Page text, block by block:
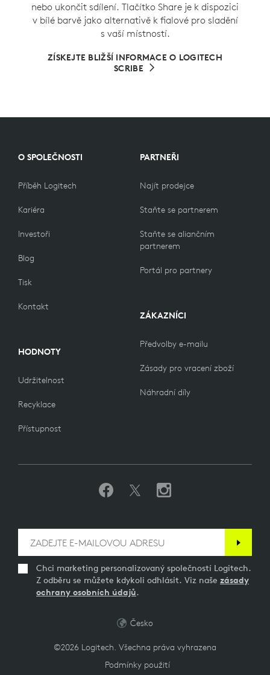
nebo ukončit sdílení. Tlačítko Share je k dispozici
v bílé barvě jako alternativě k fialové pro sladění
s vaší místností.
ZÍSKEJTE BLIŽŠÍ INFORMACE O LOGITECH
SCRIBE
O SPOLEČNOSTI
Příběh Logitech
Kariéra
Investoři
Blog
Tisk
Kontakt
HODNOTY
Udržitelnost
Recyklace
Přístupnost
PARTNEŘI
Najít prodejce
Staňte se partnerem
Staňte se aliančním
partnerem
Portál pro partnery
ZÁKAZNÍCI
Předvolby e-mailu
Zásady pro vracení zboží
Náhradní díly
Chci marketing personalizovaný společností Logitech.
Z odběru se můžete kdykoli odhlásit. Viz naše zásady
ochrany osobních údajů.
©2026 Logitech. Všechna práva vyhrazena
Podmínky použití
Česko